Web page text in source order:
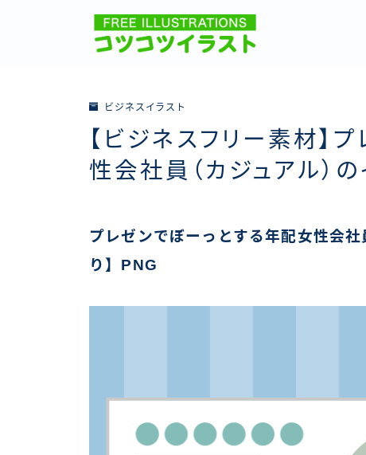
ビジネスイラスト
【ビジネスフリー素材】
性会社員（カジュアル）の
プレゼンでぼーっとする年配女性会
り】PNG